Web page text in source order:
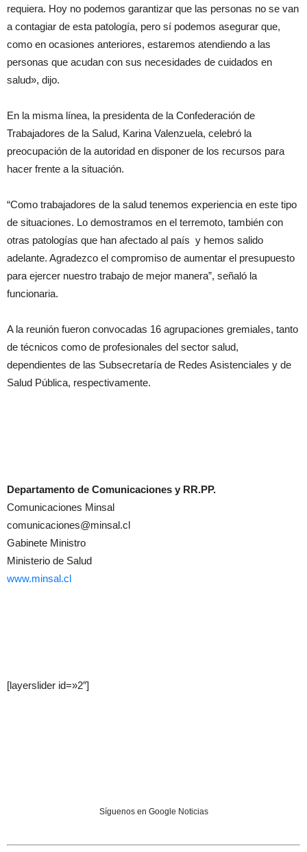
requiera. Hoy no podemos garantizar que las personas no se van
a contagiar de esta patología, pero sí podemos asegurar que,
como en ocasiones anteriores, estaremos atendiendo a las
personas que acudan con sus necesidades de cuidados en
salud», dijo.
En la misma línea, la presidenta de la Confederación de
Trabajadores de la Salud, Karina Valenzuela, celebró la
preocupación de la autoridad en disponer de los recursos para
hacer frente a la situación.
“Como trabajadores de la salud tenemos experiencia en este tipo
de situaciones. Lo demostramos en el terremoto, también con
otras patologías que han afectado al país y hemos salido
adelante. Agradezco el compromiso de aumentar el presupuesto
para ejercer nuestro trabajo de mejor manera”, señaló la
funcionaria.
A la reunión fueron convocadas 16 agrupaciones gremiales, tanto
de técnicos como de profesionales del sector salud,
dependientes de las Subsecretaría de Redes Asistenciales y de
Salud Pública, respectivamente.
Departamento de Comunicaciones y RR.PP.
Comunicaciones Minsal
comunicaciones@minsal.cl
Gabinete Ministro
Ministerio de Salud
www.minsal.cl
[layerslider id=»2″]
Síguenos en Google Noticias